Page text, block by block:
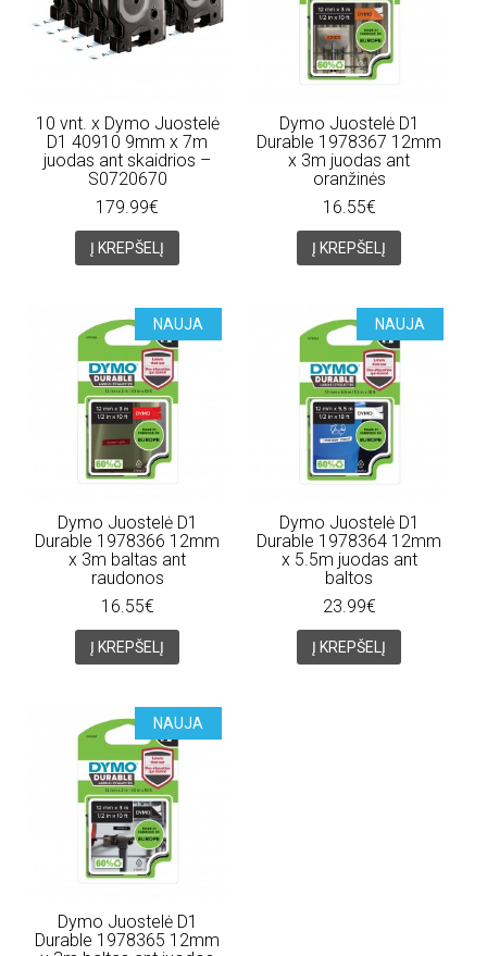
10 vnt. x Dymo Juostelė
D1 40910 9mm x 7m
juodas ant skaidrios –
S0720670
179.99€
Į KREPŠELĮ
Dymo Juostelė D1
Durable 1978367 12mm
x 3m juodas ant
oranžinės
16.55€
Į KREPŠELĮ
NAUJA
Dymo Juostelė D1
Durable 1978366 12mm
x 3m baltas ant
raudonos
16.55€
Į KREPŠELĮ
NAUJA
Dymo Juostelė D1
Durable 1978364 12mm
x 5.5m juodas ant
baltos
23.99€
Į KREPŠELĮ
NAUJA
Dymo Juostelė D1
Durable 1978365 12mm